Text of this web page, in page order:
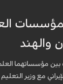
والهند
بين مؤسساتهما
مع وزير